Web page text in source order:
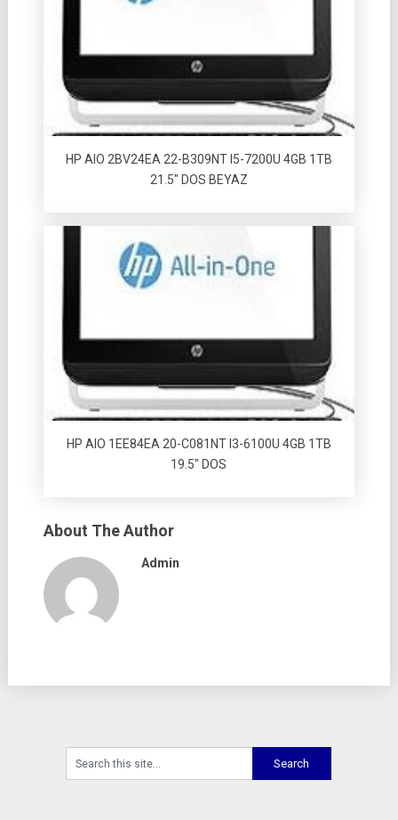
HP AIO 2BV24EA 22-B309NT I5-7200U 4GB 1TB
21.5″ DOS BEYAZ
HP AIO 1EE84EA 20-C081NT I3-6100U 4GB 1TB
19.5″ DOS
About The Author
Admin